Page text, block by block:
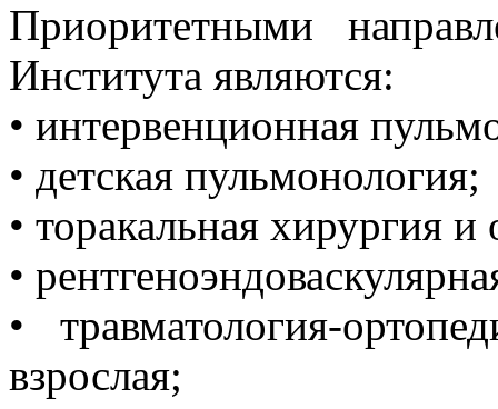
Приоритетными
Института являются:
• интервенционная
• детская пульмонология;
• торакальная хирургия и
•
• травматология-
взрослая;